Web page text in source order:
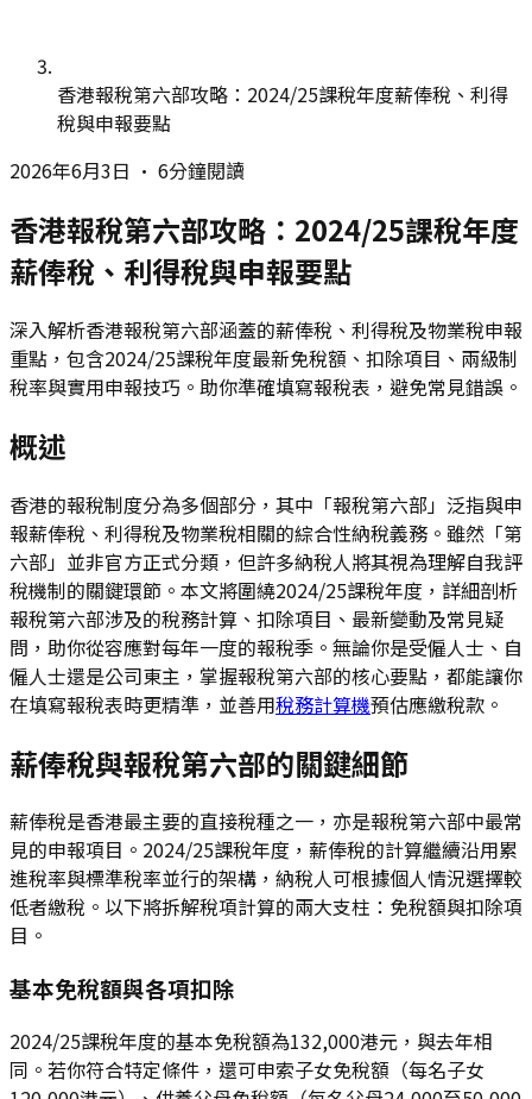
香港報稅第六部攻略：2024/25課稅年度薪俸稅、利得
稅與申報要點
2026年6月3日 • 6分鐘閱讀
香港報稅第六部攻略：2024/25課稅年度
薪俸稅、利得稅與申報要點
深入解析香港報稅第六部涵蓋的薪俸稅、利得稅及物業稅申報
重點，包含2024/25課稅年度最新免稅額、扣除項目、兩級制
稅率與實用申報技巧。助你準確填寫報稅表，避免常見錯誤。
概述
香港的報稅制度分為多個部分，其中「報稅第六部」泛指與申
報薪俸稅、利得稅及物業稅相關的綜合性納稅義務。雖然「第
六部」並非官方正式分類，但許多納稅人將其視為理解自我評
稅機制的關鍵環節。本文將圍繞2024/25課稅年度，詳細剖析
報稅第六部涉及的稅務計算、扣除項目、最新變動及常見疑
問，助你從容應對每年一度的報稅季。無論你是受僱人士、自
僱人士還是公司東主，掌握報稅第六部的核心要點，都能讓你
在填寫報稅表時更精準，並善用稅務計算機預估應繳稅款。
薪俸稅與報稅第六部的關鍵細節
薪俸稅是香港最主要的直接稅種之一，亦是報稅第六部中最常
見的申報項目。2024/25課稅年度，薪俸稅的計算繼續沿用累
進稅率與標準稅率並行的架構，納稅人可根據個人情況選擇較
低者繳稅。以下將拆解稅項計算的兩大支柱：免稅額與扣除項
目。
基本免稅額與各項扣除
2024/25課稅年度的基本免稅額為132,000港元，與去年相
同。若你符合特定條件，還可申索子女免稅額（每名子女